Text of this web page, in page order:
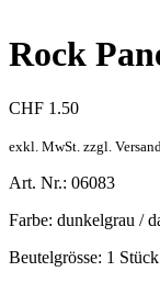
Rock
CHF 1.50
exkl. MwSt. zzgl.
Art. Nr.: 06083
Farbe: dunkelgrau /
Beutelgrösse: 1